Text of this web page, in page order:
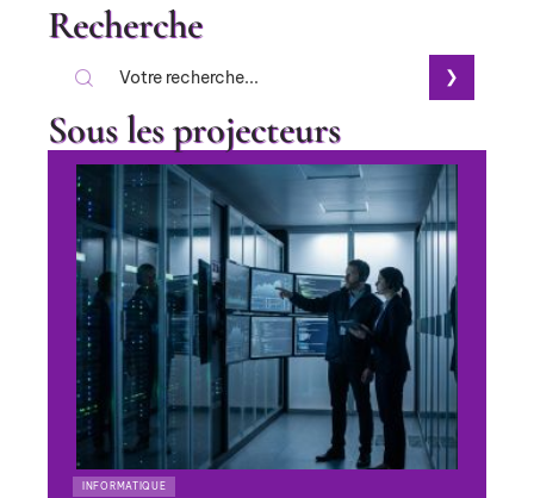
Recherche
Sous les projecteurs
INFORMATIQUE